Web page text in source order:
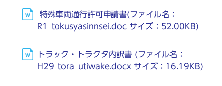
特殊車両通行許可申請書(ファイル名：
R1_tokusyasinnsei.doc サイズ：52.00KB)
トラック・トラクタ内訳書 (ファイル名：
H29_tora_utiwake.docx サイズ：16.19KB)